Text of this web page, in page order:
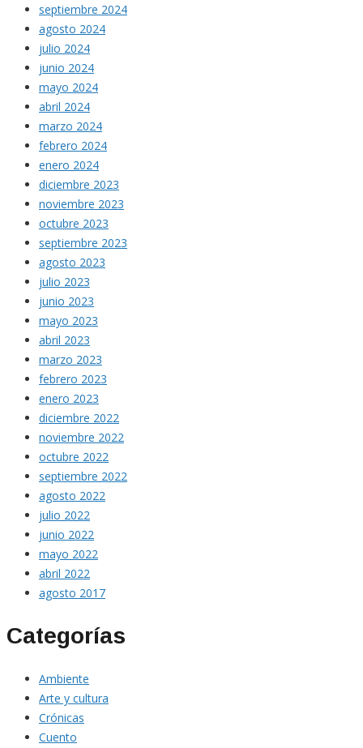
septiembre 2024
agosto 2024
julio 2024
junio 2024
mayo 2024
abril 2024
marzo 2024
febrero 2024
enero 2024
diciembre 2023
noviembre 2023
octubre 2023
septiembre 2023
agosto 2023
julio 2023
junio 2023
mayo 2023
abril 2023
marzo 2023
febrero 2023
enero 2023
diciembre 2022
noviembre 2022
octubre 2022
septiembre 2022
agosto 2022
julio 2022
junio 2022
mayo 2022
abril 2022
agosto 2017
Categorías
Ambiente
Arte y cultura
Crónicas
Cuento